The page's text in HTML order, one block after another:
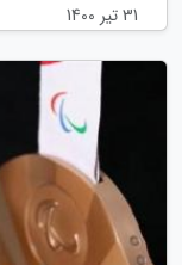
31 تیر 1400